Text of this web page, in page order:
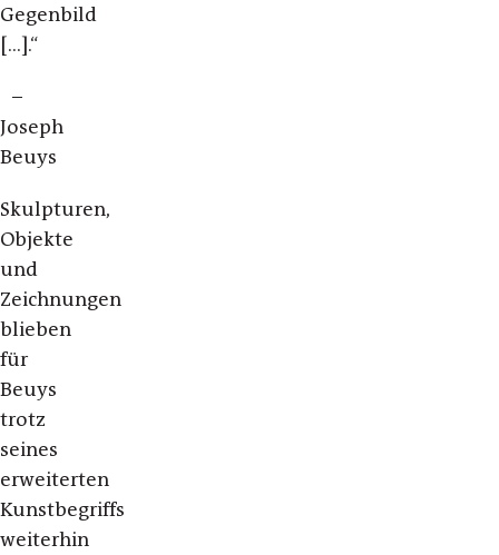
Gegenbild
[...].“
–
Joseph
Beuys
Skulpturen,
Objekte
und
Zeichnungen
blieben
für
Beuys
trotz
seines
erweiterten
Kunstbegriffs
weiterhin